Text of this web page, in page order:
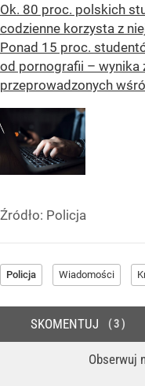
Ok. 80 proc. polskich
codzienne korzysta z
Ponad 15 proc.
od pornografii – wynika
przeprowadzonych
Źródło: Policja
Policja Wiadomości
Obserwuj
SKOMENTUJ 3